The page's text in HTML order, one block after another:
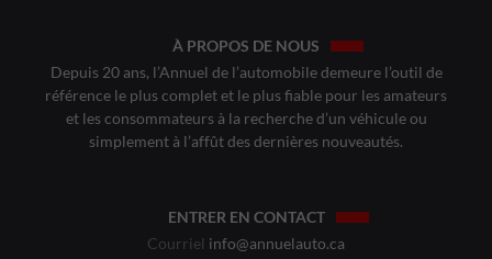
À PROPOS DE NOUS
Depuis 20 ans, l’Annuel de l’automobile demeure l’outil de
référence le plus complet et le plus fiable pour les amateurs
et les consommateurs à la recherche d’un véhicule ou
simplement à l’affût des dernières nouveautés.
ENTRER EN CONTACT
Courriel info@annuelauto.ca